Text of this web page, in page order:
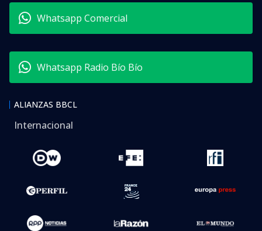
Whatsapp Comercial
Whatsapp Radio Bío Bío
ALIANZAS BBCL
Internacional